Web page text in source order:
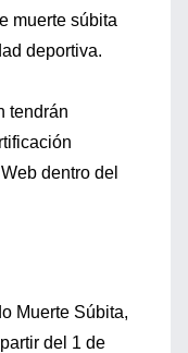
muerte súbita
deportiva.
tendrán
dentro del
Muerte Súbita,
del 1 de